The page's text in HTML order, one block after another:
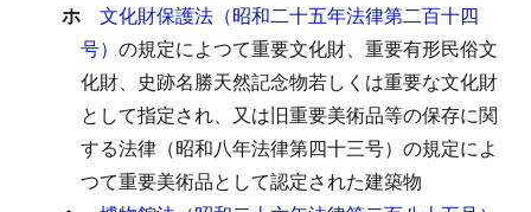
ホ
文化財保護法（昭和二十五年法律第二百十四
号） の規定によつて重要文化財、重要有形民俗文
化財、史跡名勝天然記念物若しくは重要な文化財
として指定され、又は旧重要美術品等の保存に関
する法律（昭和八年法律第四十三号）の規定によ
つて重要美術品として認定された建築物